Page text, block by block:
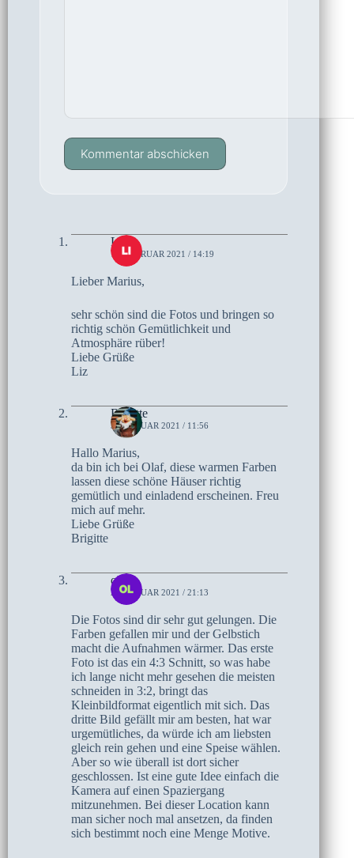
Kommentar abschicken
Liz
15. FEBRUAR 2021 / 14:19
Lieber Marius,
sehr schön sind die Fotos und bringen so
richtig schön Gemütlichkeit und
Atmosphäre rüber!
Liebe Grüße
Liz
Brigitte
31. JANUAR 2021 / 11:56
Hallo Marius,
da bin ich bei Olaf, diese warmen Farben
lassen diese schöne Häuser richtig
gemütlich und einladend erscheinen. Freu
mich auf mehr.
Liebe Grüße
Brigitte
olaf
24. JANUAR 2021 / 21:13
Die Fotos sind dir sehr gut gelungen. Die
Farben gefallen mir und der Gelbstich
macht die Aufnahmen wärmer. Das erste
Foto ist das ein 4:3 Schnitt, so was habe
ich lange nicht mehr gesehen die meisten
schneiden in 3:2, bringt das
Kleinbildformat eigentlich mit sich. Das
dritte Bild gefällt mir am besten, hat war
urgemütliches, da würde ich am liebsten
gleich rein gehen und eine Speise wählen.
Aber so wie überall ist dort sicher
geschlossen. Ist eine gute Idee einfach die
Kamera auf einen Spaziergang
mitzunehmen. Bei dieser Location kann
man sicher noch mal ansetzen, da finden
sich bestimmt noch eine Menge Motive.